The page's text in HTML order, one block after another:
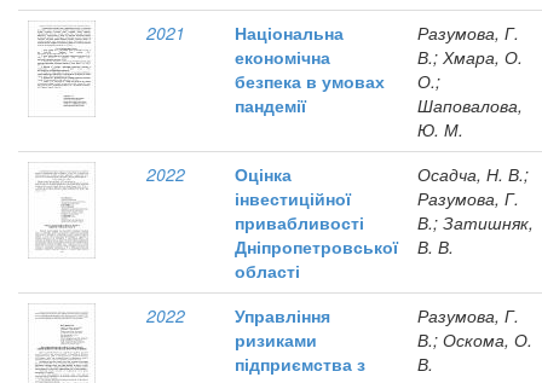
2021
Національна
економічна
безпека в умовах
пандемії
Разумова, Г.
В.; Хмара, О.
О.;
Шаповалова,
Ю. М.
2022
Оцінка
інвестиційної
привабливості
Дніпропетровської
області
Осадча, Н. В.;
Разумова, Г.
В.; Затишняк,
В. В.
2022
Управління
ризиками
підприємства з
Разумова, Г.
В.; Оскома, О.
В.